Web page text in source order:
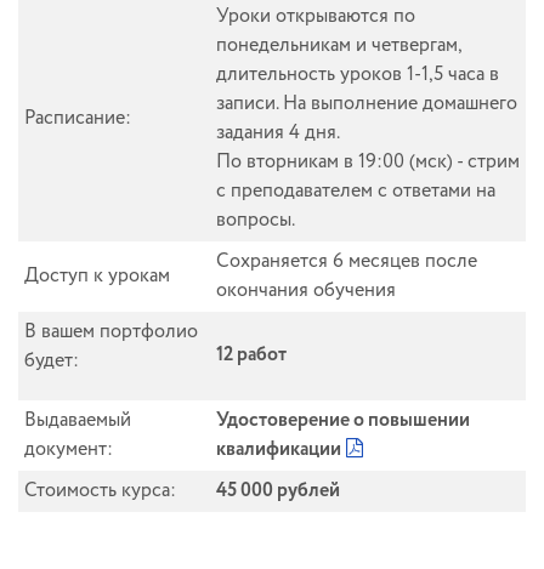
Расписание:
Уроки открываются по
понедельникам и четвергам,
длительность уроков 1-1,5 часа в
записи. На выполнение домашнего
задания 4 дня.
По вторникам в 19:00 (мск) - стрим
с преподавателем с ответами на
вопросы.
Доступ к урокам
Сохраняется 6 месяцев после
окончания обучения
В вашем портфолио
будет:
12 работ
Выдаваемый
документ:
Удостоверение о повышении
квалификации
Стоимость курса:
45 000 рублей